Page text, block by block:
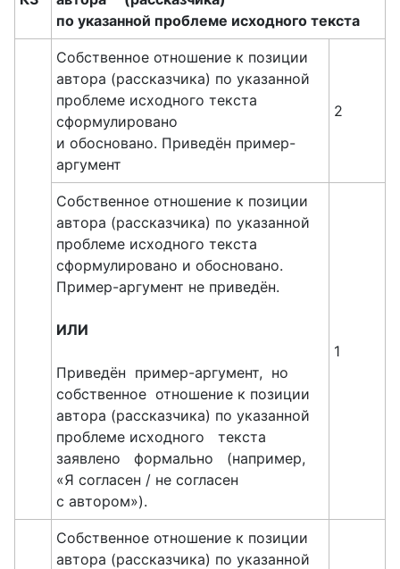
по указанной проблеме исходного текста
Собственное отношение к позиции
автора (рассказчика) по указанной
проблеме исходного текста
сформулировано
и обосновано. Приведён пример-
аргумент
2
Собственное отношение к позиции
автора (рассказчика) по указанной
проблеме исходного текста
сформулировано и обосновано.
Пример-аргумент не приведён.
ИЛИ
Приведён пример-аргумент, но
собственное отношение к позиции
автора (рассказчика) по указанной
проблеме исходного текста
заявлено формально (например,
«Я согласен / не согласен
с автором»).
1
Собственное отношение к позиции
автора (рассказчика) по указанной